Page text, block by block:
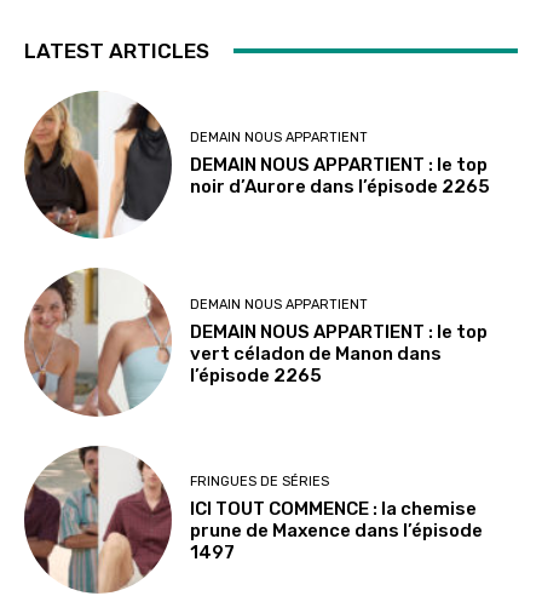
LATEST ARTICLES
DEMAIN NOUS APPARTIENT
DEMAIN NOUS APPARTIENT : le top
noir d’Aurore dans l’épisode 2265
DEMAIN NOUS APPARTIENT
DEMAIN NOUS APPARTIENT : le top
vert céladon de Manon dans
l’épisode 2265
FRINGUES DE SÉRIES
ICI TOUT COMMENCE : la chemise
prune de Maxence dans l’épisode
1497